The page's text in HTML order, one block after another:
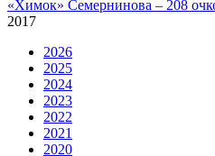
«Химок» Семернинова – 208
2017
2026
2025
2024
2023
2022
2021
2020